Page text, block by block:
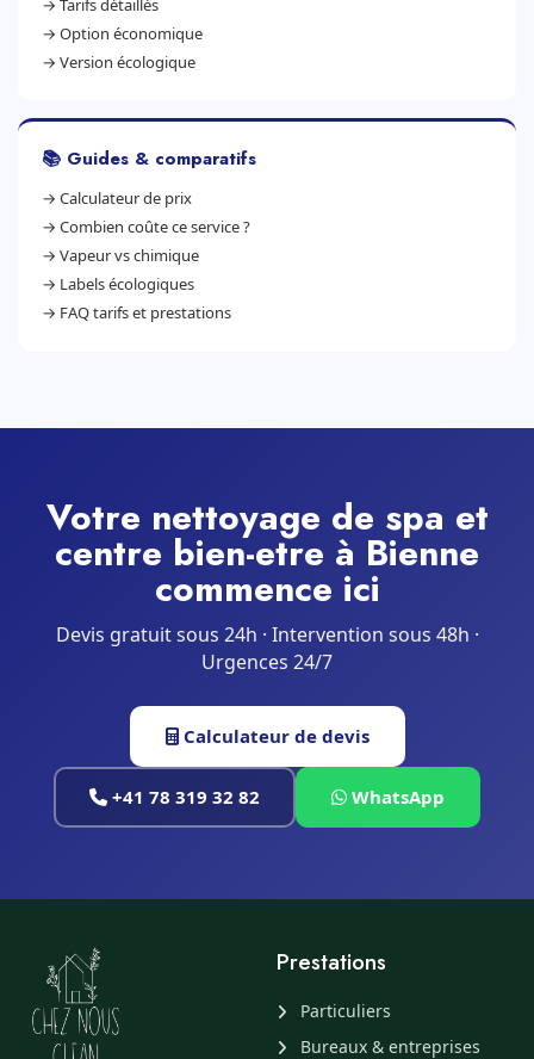
→ Tarifs détaillés
→ Option économique
→ Version écologique
📚 Guides & comparatifs
→ Calculateur de prix
→ Combien coûte ce service ?
→ Vapeur vs chimique
→ Labels écologiques
→ FAQ tarifs et prestations
Votre nettoyage de spa et
centre bien-etre à Bienne
commence ici
Devis gratuit sous 24h · Intervention sous 48h ·
Urgences 24/7
Calculateur de devis
+41 78 319 32 82 WhatsApp
Prestations
Particuliers
Bureaux & entreprises